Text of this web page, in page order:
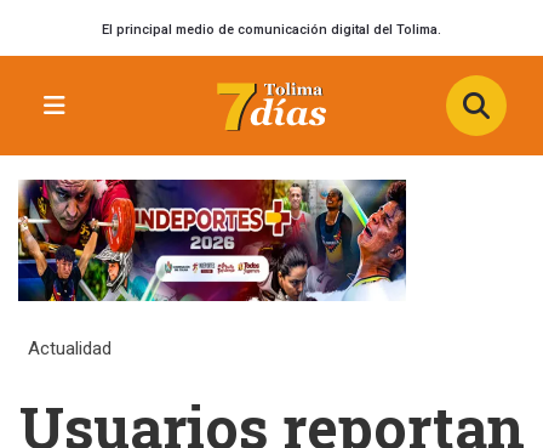
El principal medio de comunicación digital del Tolima.
Actualidad
Usuarios reportan